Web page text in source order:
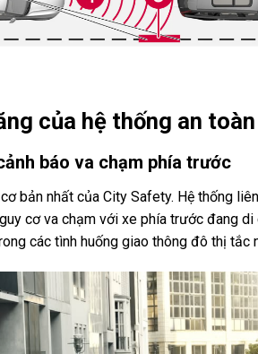
của hệ thống an
báo va chạm phía trước
bản nhất của City Safety. Hệ thống
cơ va chạm với xe phía trước đang
các tình huống giao thông đô thị tắc